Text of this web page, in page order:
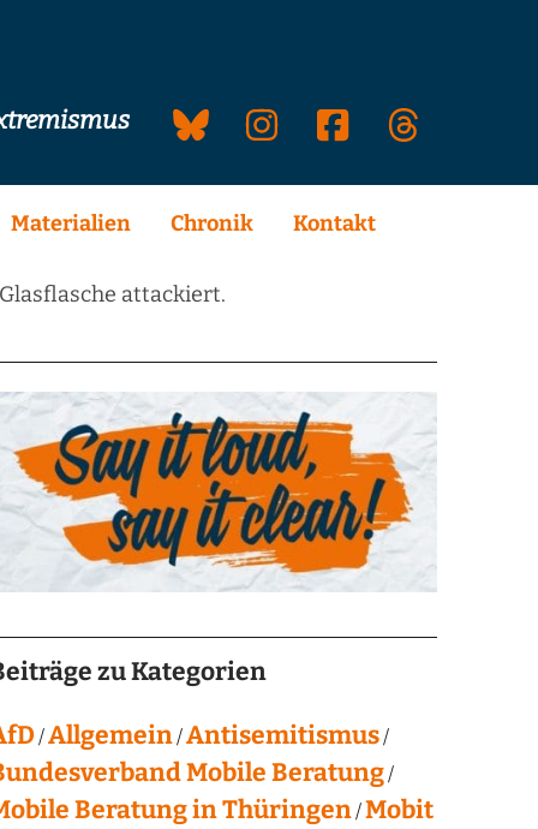
Materialien Chronik Kontakt
attackiert.
zu Kategorien
Allgemein Antisemitismus
Mobile Beratung
Beratung in Thüringen Mobit